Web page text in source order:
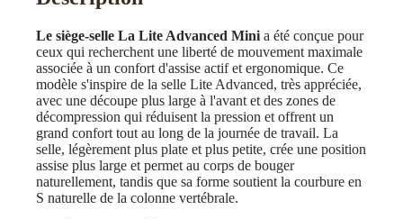
Le siège-selle La Lite Advanced Mini a été conçue pour
ceux qui recherchent une liberté de mouvement maximale
associée à un confort d'assise actif et ergonomique. Ce
modèle s'inspire de la selle Lite Advanced, très appréciée,
avec une découpe plus large à l'avant et des zones de
décompression qui réduisent la pression et offrent un
grand confort tout au long de la journée de travail. La
selle, légèrement plus plate et plus petite, crée une position
assise plus large et permet au corps de bouger
naturellement, tandis que sa forme soutient la courbure en
S naturelle de la colonne vertébrale.